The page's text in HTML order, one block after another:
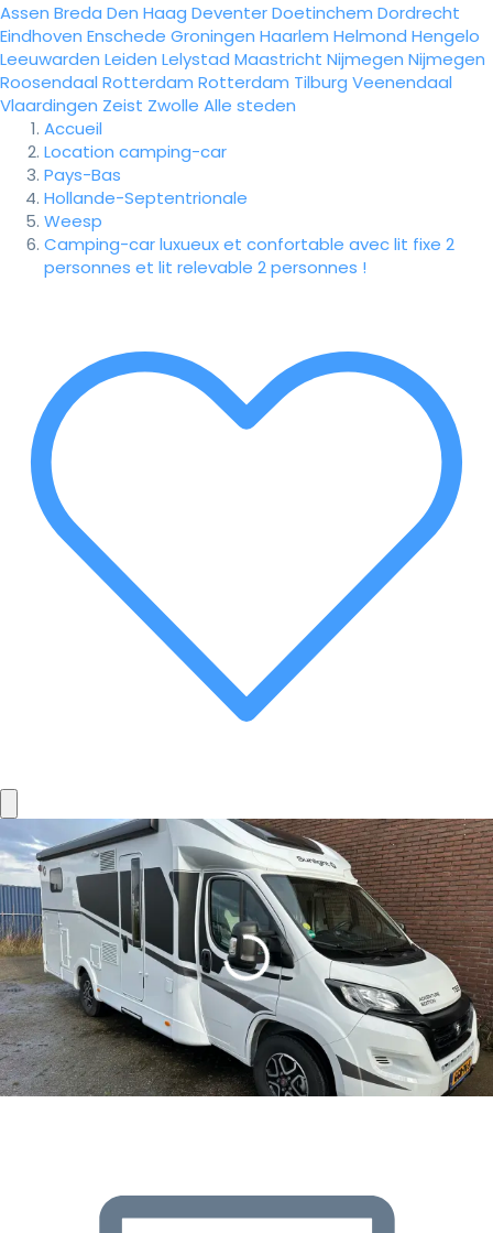
Assen Breda Den Haag DeventerDoetinchem Dordrecht
Eindhoven Enschede Groningen Haarlem Helmond Hengelo
Leeuwarden Leiden Lelystad Maastricht Nijmegen Nijmegen
Roosendaal Rotterdam Rotterdam Tilburg Veenendaal
Vlaardingen Zeist Zwolle Alle steden
Accueil
Location camping-car
Pays-Bas
Hollande-Septentrionale
Weesp
Camping-car luxueux et confortable avec lit fixe 2
personnes et lit relevable 2 personnes !